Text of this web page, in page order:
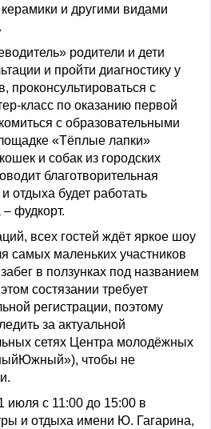
и другими видами
родители и дети
и пройти диагностику у
проконсультироваться с
класс по оказанию первой
с образовательными
«Тёплые лапки»
и собак из городских
благотворительная
отдыха будет работать
– фудкорт.
всех гостей ждёт яркое шоу
самых маленьких участников
в ползунках под названием
состязании требует
регистрации, поэтому
за актуальной
сетях Центра молодёжных
чтобы не
июля с 11:00 до 15:00 в
и отдыха имени Ю. Гагарина,